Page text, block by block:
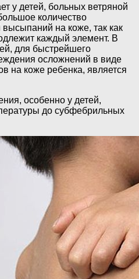
у детей, больных ветряной
количество
на коже, так как
каждый элемент. В
для быстрейшего
осложнений в виде
на коже ребенка, является
особенно у детей,
до субфебрильных